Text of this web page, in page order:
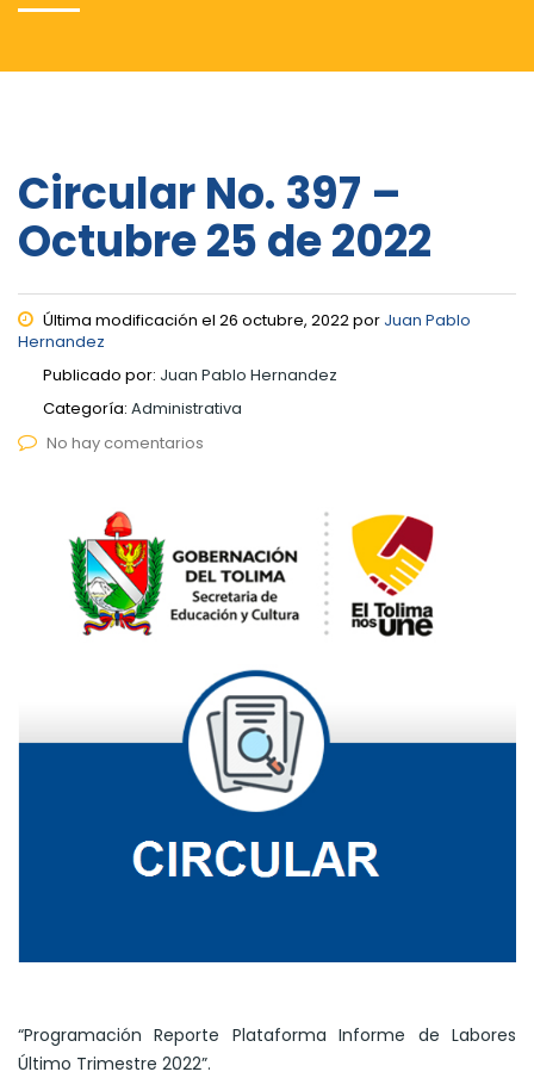
Circular No. 397 –
Octubre 25 de 2022
Última modificación el 26 octubre, 2022 por Juan Pablo
Hernandez
Publicado por: Juan Pablo Hernandez
Categoría: Administrativa
No hay comentarios
“Programación Reporte Plataforma Informe de Labores
Último Trimestre 2022”.